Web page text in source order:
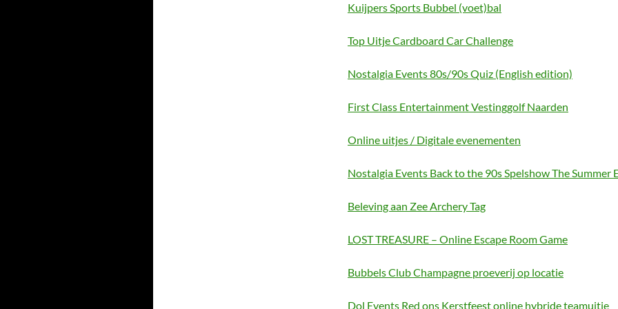
Kuijpers Sports Bubbel (voet)bal
Top Uitje Cardboard Car Challenge
Nostalgia Events 80s/90s Quiz (English edition)
First Class Entertainment Vestinggolf Naarden
Online uitjes / Digitale evenementen
Nostalgia Events Back to the 90s Spelshow The Summer
Beleving aan Zee Archery Tag
LOST TREASURE – Online Escape Room Game
Bubbels Club Champagne proeverij op locatie
Dol Events Red ons Kerstfeest online hybride teamuitje